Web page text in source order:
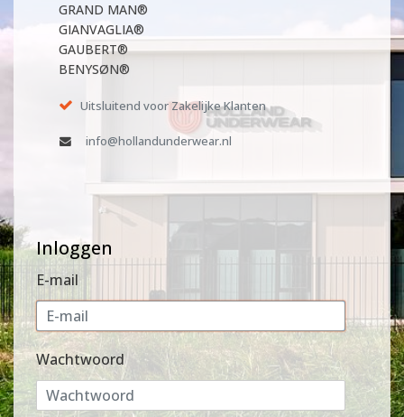
GRAND MAN®
GIANVAGLIA®
GAUBERT®
BENYSØN®
Uitsluitend voor Zakelijke Klanten
info@hollandunderwear.nl
Inloggen
E-mail
Wachtwoord